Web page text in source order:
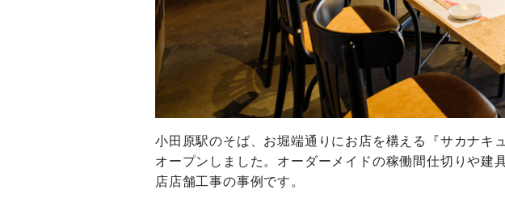
小田原駅のそば、お堀端通りにお店を構える『サカナキ
オープンしました。オーダーメイドの稼働間仕切りや建
店店舗工事の事例です。